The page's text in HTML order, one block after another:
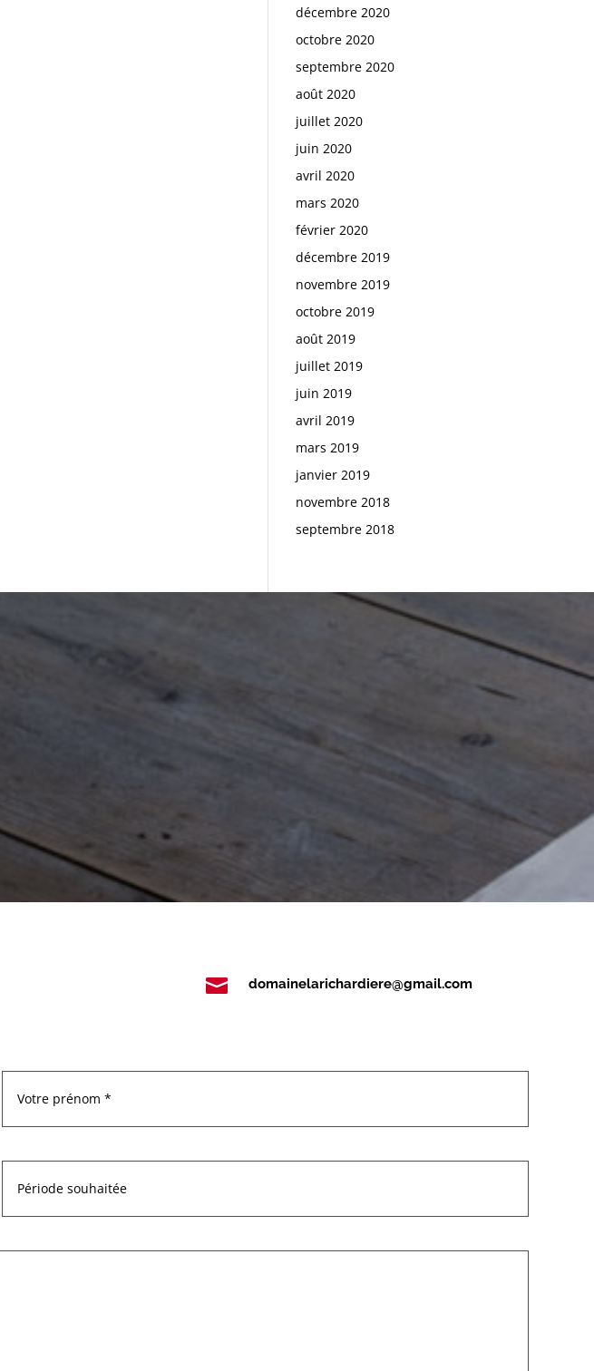
décembre 2020
octobre 2020
septembre 2020
août 2020
juillet 2020
juin 2020
avril 2020
mars 2020
février 2020
décembre 2019
novembre 2019
octobre 2019
août 2019
juillet 2019
juin 2019
avril 2019
mars 2019
janvier 2019
novembre 2018
septembre 2018
 domainelarichardiere@gmail.com